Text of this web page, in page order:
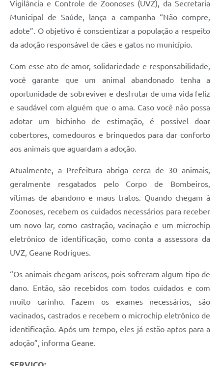
Vigilância e Controle de Zoonoses (UVZ), da Secretaria
Municipal de Saúde, lança a campanha “Não compre,
adote”. O objetivo é conscientizar a população a respeito
da adoção responsável de cães e gatos no município.
Com esse ato de amor, solidariedade e responsabilidade,
você garante que um animal abandonado tenha a
oportunidade de sobreviver e desfrutar de uma vida feliz
e saudável com alguém que o ama. Caso você não possa
adotar um bichinho de estimação, é possível doar
cobertores, comedouros e brinquedos para dar conforto
aos animais que aguardam a adoção.
Atualmente, a Prefeitura abriga cerca de 30 animais,
geralmente resgatados pelo Corpo de Bombeiros,
vítimas de abandono e maus tratos. Quando chegam à
Zoonoses, recebem os cuidados necessários para receber
um novo lar, como castração, vacinação e um microchip
eletrônico de identificação, como conta a assessora da
UVZ, Geane Rodrigues.
“Os animais chegam ariscos, pois sofreram algum tipo de
dano. Então, são recebidos com todos cuidados e com
muito carinho. Fazem os exames necessários, são
vacinados, castrados e recebem o microchip eletrônico de
identificação. Após um tempo, eles já estão aptos para a
adoção”, informa Geane.